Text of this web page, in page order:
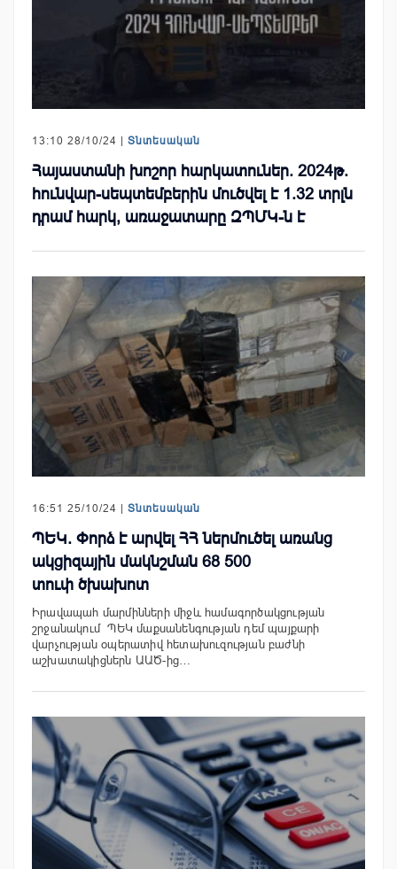
13:10 28/10/24 | Տնտեսական
Հայաստանի խոշոր հարկատուներ. 2024թ.
հունվար-սեպտեմբերին մուծվել է 1.32 տրլն
դրամ հարկ, առաջատարը ԶՊՄԿ-ն է
16:51 25/10/24 | Տնտեսական
ՊԵԿ. Փորձ է արվել ՀՀ ներմուծել առանց
ակցիզային մակնշման 68 500
տուփ ծխախոտ
Իրավապահ մարմինների միջև համագործակցության
շրջանակում ՊԵԿ մաքսանենգության դեմ պայքարի
վարչության օպերատիվ հետախուզության բաժնի
աշխատակիցներն ԱԱԾ-ից…